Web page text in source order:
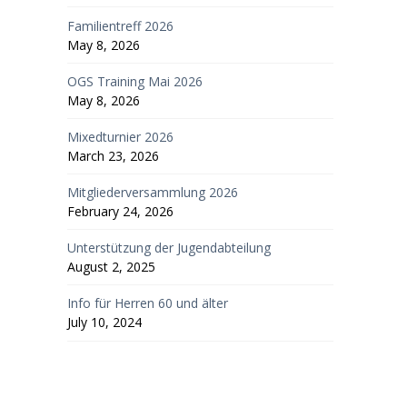
Familientreff 2026
May 8, 2026
OGS Training Mai 2026
May 8, 2026
Mixedturnier 2026
March 23, 2026
Mitgliederversammlung 2026
February 24, 2026
Unterstützung der Jugendabteilung
August 2, 2025
Info für Herren 60 und älter
July 10, 2024